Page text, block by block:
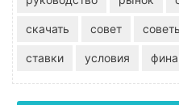
скачать совет
ставки условия